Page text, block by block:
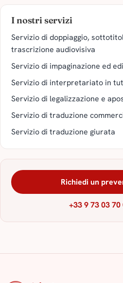
I nostri servizi
Servizio di doppiaggio,
trascrizione audiovisiva
Servizio di impaginazione ed
Servizio di interpretariato in
Servizio di legalizzazione e
Servizio di traduzione
Servizio di traduzione giurata
Richiedi un
+33 9 73 03 70